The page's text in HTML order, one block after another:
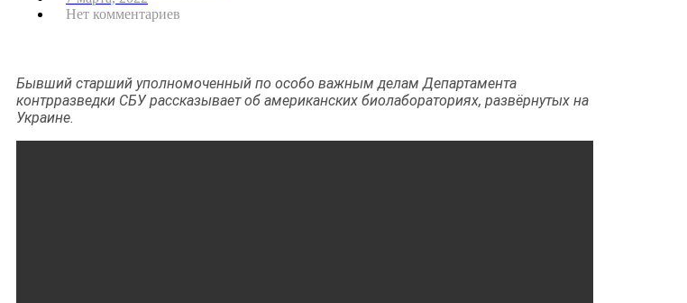
Нет комментариев
Бывший старший уполномоченный по особо важным делам Департамента
контрразведки СБУ рассказывает об американских биолабораториях, развёрнутых на
Украине.